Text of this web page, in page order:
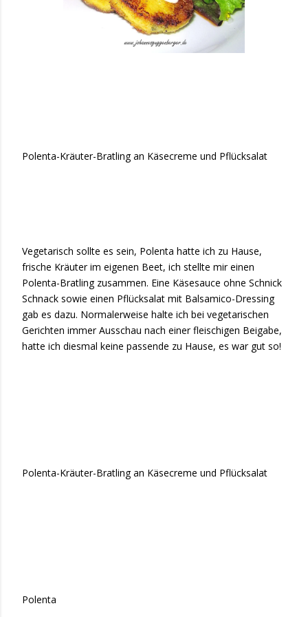
Polenta-Kräuter-Bratling an Käsecreme und Pflücksalat
Vegetarisch sollte es sein, Polenta hatte ich zu Hause,
frische Kräuter im eigenen Beet, ich stellte mir einen
Polenta-Bratling zusammen. Eine Käsesauce ohne Schnick
Schnack sowie einen Pflücksalat mit Balsamico-Dressing
gab es dazu. Normalerweise halte ich bei vegetarischen
Gerichten immer Ausschau nach einer fleischigen Beigabe,
hatte ich diesmal keine passende zu Hause, es war gut so!
Polenta-Kräuter-Bratling an Käsecreme und Pflücksalat
Polenta